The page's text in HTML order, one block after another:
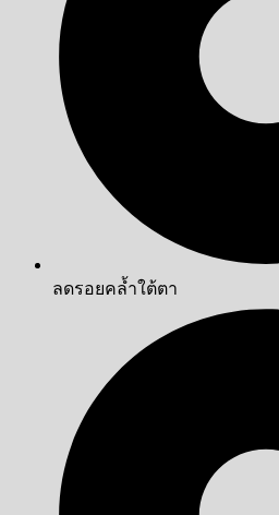
ลดรอยคล้ำใต้ตา